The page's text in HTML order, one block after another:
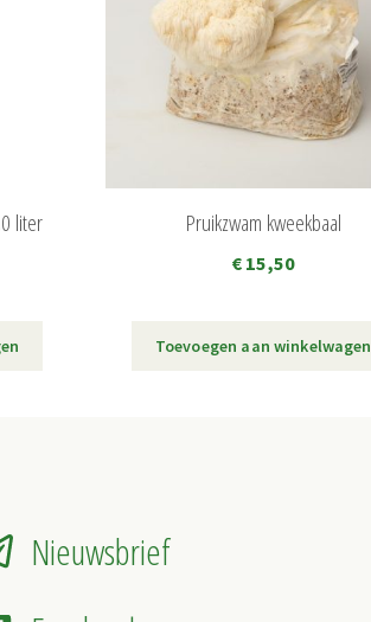
liter Pruikzwam kweekbaal
€ 15,50
Toevoegen aan winkelwagen
Nieuwsbrief